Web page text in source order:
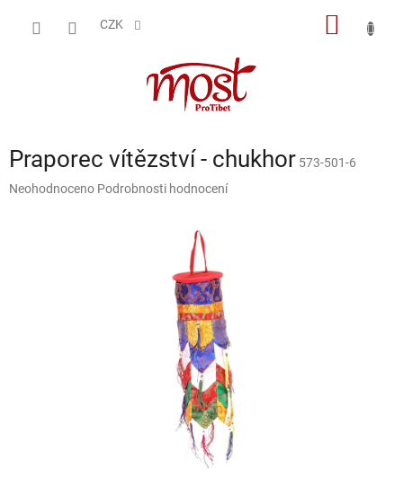
CZK
Praporec vítězství - chukhor 573-501-6
Průměrné
Neohodnoceno Podrobnosti hodnocení